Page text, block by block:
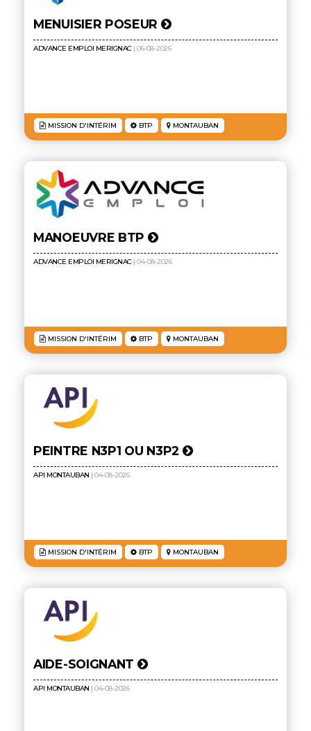
MENUISIER POSEUR
ADVANCE EMPLOI MERIGNAC | 06-08-2026
MISSION D'INTÉRIM BTP MONTAUBAN
MANOEUVRE BTP
ADVANCE EMPLOI MERIGNAC | 04-08-2026
MISSION D'INTÉRIM BTP MONTAUBAN
PEINTRE N3P1 OU N3P2
API MONTAUBAN | 04-08-2026
MISSION D'INTÉRIM BTP MONTAUBAN
AIDE-SOIGNANT
API MONTAUBAN | 04-08-2026